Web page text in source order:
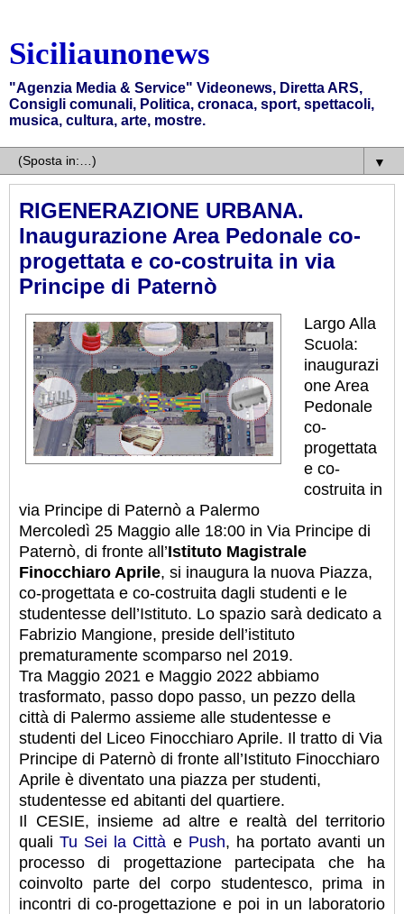
Siciliaunonews
"Agenzia Media & Service" Videonews, Diretta ARS,
Consigli comunali, Politica, cronaca, sport, spettacoli,
musica, cultura, arte, mostre.
▼
RIGENERAZIONE URBANA.
Inaugurazione Area Pedonale co-
progettata e co-costruita in via
Principe di Paternò
Largo Alla
Scuola:
inaugurazi
one Area
Pedonale
co-
progettata
e co-
costruita in
via Principe di Paternò a Palermo
Mercoledì 25 Maggio alle 18:00 in Via Principe di
Paternò, di fronte all’Istituto Magistrale
Finocchiaro Aprile, si inaugura la nuova Piazza,
co-progettata e co-costruita dagli studenti e le
studentesse dell’Istituto. Lo spazio sarà dedicato a
Fabrizio Mangione, preside dell’istituto
prematuramente scomparso nel 2019.
Tra Maggio 2021 e Maggio 2022 abbiamo
trasformato, passo dopo passo, un pezzo della
città di Palermo assieme alle studentesse e
studenti del Liceo Finocchiaro Aprile. Il tratto di Via
Principe di Paternò di fronte all’Istituto Finocchiaro
Aprile è diventato una piazza per studenti,
studentesse ed abitanti del quartiere.
Il CESIE, insieme ad altre e realtà del territorio
qualiTu Sei la Città e Push, ha portato avanti un
processo di progettazione partecipata che ha
coinvolto parte del corpo studentesco, prima in
incontri di co-progettazione e poi in un laboratorio